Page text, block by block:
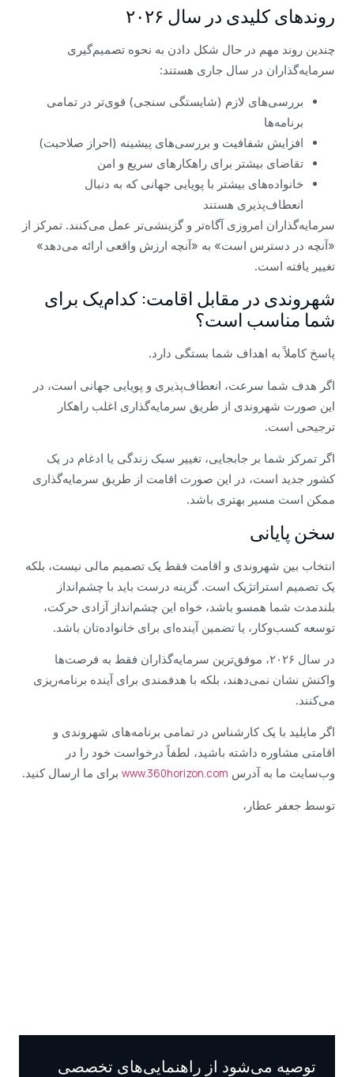
روندهای کلیدی در سال ۲۰۲۶
چندین روند مهم در حال شکل دادن به نحوه تصمیم‌گیری
سرمایه‌گذاران در سال جاری هستند:
بررسی‌های لازم (شایستگی سنجی) قوی‌تر در تمامی
برنامه‌ها
افزایش شفافیت و بررسی‌های پیشینه (احراز صلاحیت)
تقاضای بیشتر برای راهکارهای سریع و امن
خانواده‌های بیشتر با پویایی جهانی که به دنبال
انعطاف‌پذیری هستند
سرمایه‌گذاران امروزی آگاه‌تر و گزینشی‌تر عمل می‌کنند. تمرکز از
«آنچه در دسترس است» به «آنچه ارزش واقعی ارائه می‌دهد»
تغییر یافته است.
شهروندی در مقابل اقامت: کدام‌یک برای
شما مناسب است؟
پاسخ کاملاً به اهداف شما بستگی دارد.
اگر هدف شما سرعت، انعطاف‌پذیری و پویایی جهانی است، در
این صورت شهروندی از طریق سرمایه‌گذاری اغلب راهکار
ترجیحی است.
اگر تمرکز شما بر جابجایی، تغییر سبک زندگی یا ادغام در یک
کشور جدید است، در این صورت اقامت از طریق سرمایه‌گذاری
ممکن است مسیر بهتری باشد.
سخن پایانی
انتخاب بین شهروندی و اقامت فقط یک تصمیم مالی نیست، بلکه
یک تصمیم استراتژیک است. گزینه درست باید با چشم‌انداز
بلندمدت شما همسو باشد، خواه این چشم‌انداز آزادی حرکت،
توسعه کسب‌وکار، یا تضمین آینده‌ای برای خانواده‌تان باشد.
در سال ۲۰۲۶، موفق‌ترین سرمایه‌گذاران فقط به فرصت‌ها
واکنش نشان نمی‌دهند، بلکه با هدفمندی برای آینده برنامه‌ریزی
می‌کنند.
اگر مایلید با یک کارشناس در تمامی برنامه‌های شهروندی و
اقامتی مشاوره داشته باشید، لطفاً درخواست خود را در
وب‌سایت ما به آدرس www.360horizon.com برای ما ارسال کنید.
توسط جعفر عطار،
توصیه می‌شود از راهنمایی‌های تخصصی